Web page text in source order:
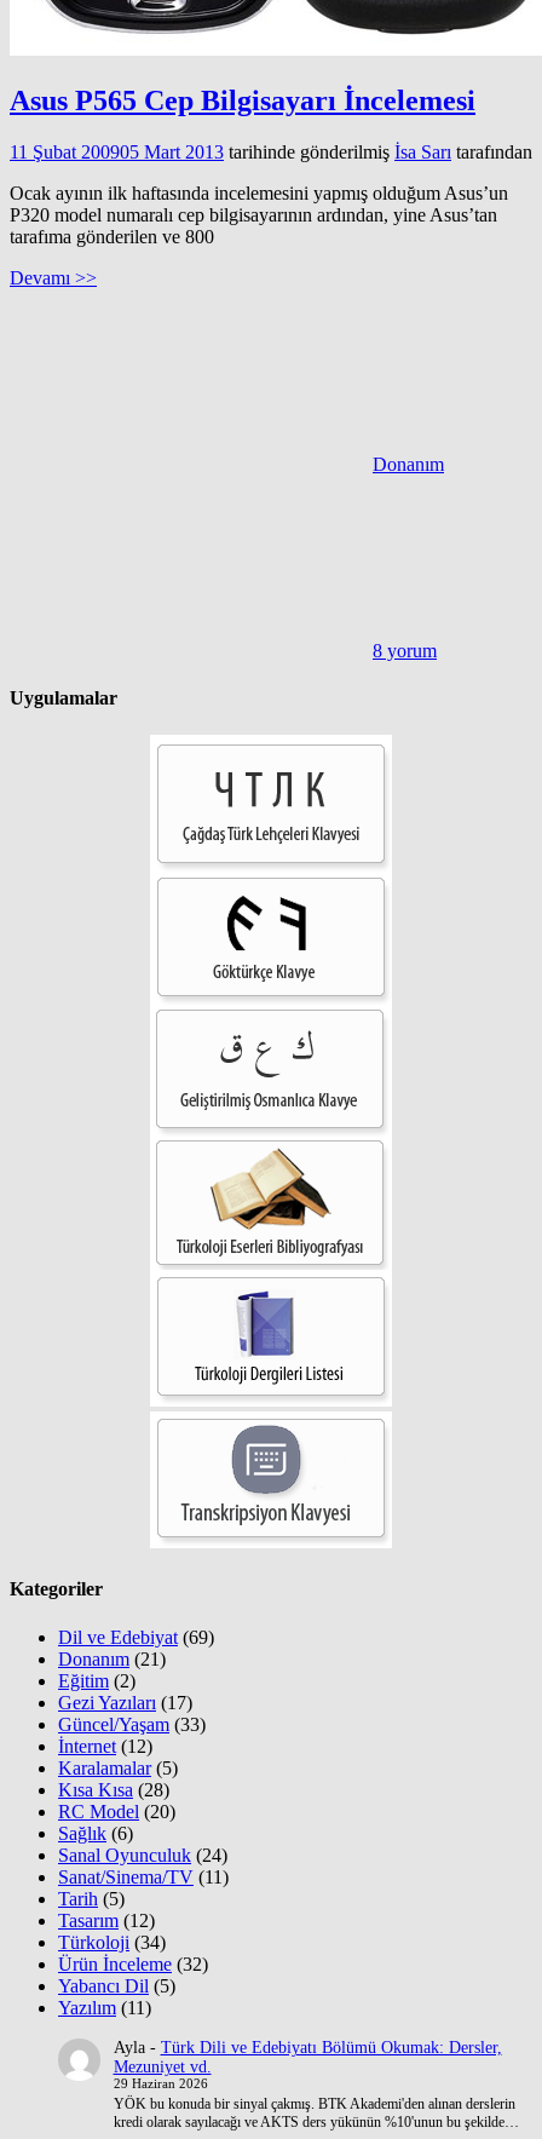
Asus P565 Cep Bilgisayarı İncelemesi
11 Şubat 200905 Mart 2013 tarihinde gönderilmiş İsa Sarı tarafından
Ocak ayının ilk haftasında incelemesini yapmış olduğum Asus’un
P320 model numaralı cep bilgisayarının ardından, yine Asus’tan
tarafıma gönderilen ve 800
Devamı >>
Donanım
8 yorum
Uygulamalar
Kategoriler
Dil ve Edebiyat (69)
Donanım (21)
Eğitim (2)
Gezi Yazıları (17)
Güncel/Yaşam (33)
İnternet (12)
Karalamalar(5)
Kısa Kısa (28)
RC Model (20)
Sağlık (6)
Sanal Oyunculuk (24)
Sanat/Sinema/TV (11)
Tarih (5)
Tasarım (12)
Türkoloji (34)
Ürün İnceleme (32)
Yabancı Dil (5)
Yazılım (11)
Ayla- Türk Dili ve Edebiyatı Bölümü Okumak: Dersler,
Mezuniyet vd.
29 Haziran 2026
YÖK bu konuda bir sinyal çakmış. BTK Akademi'den alınan derslerin
kredi olarak sayılacağı ve AKTS ders yükünün %10'unun bu şekilde…